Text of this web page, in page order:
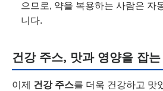
으므로, 약을 복용하는 사람은 자
니다.
건강 주스, 맛과 영양을 잡
이제 건강 주스를 더욱 건강하고 맛